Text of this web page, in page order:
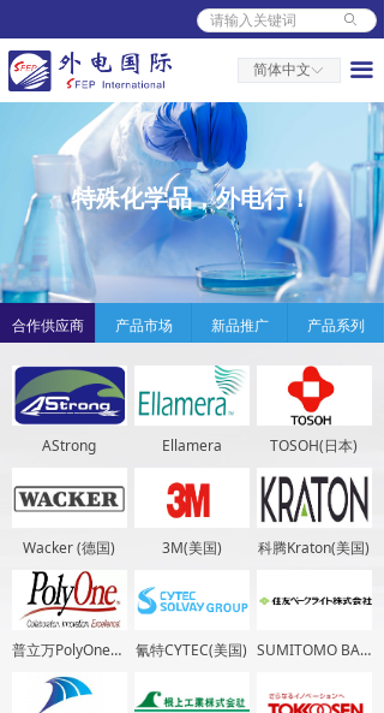
ꀅ
简体中文 끀
关于外电
人力资源
新闻中心
产品中心
营销中心
平台服务
ꄙ
特殊化学品，外电行！
合作供应商 产品市场 新品推广 产品系列
AStrong Ellamera TOSOH(日本)
Wacker (德国) 3M(美国) 科腾Kraton(美国)
普立万PolyOne（美国） 氰特CYTEC(美国) SUMITOMO BAKELITE(日本)